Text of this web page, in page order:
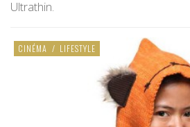
Ultrathin.
CINÉMA / LIFESTYLE